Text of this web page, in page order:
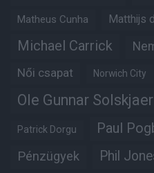
Matheus Cunha Matthijs
Michael Carrick
Női csapat Norwich City
Ole Gunnar Solskjaer
Patrick Dorgu Paul
Pénzügyek Phil